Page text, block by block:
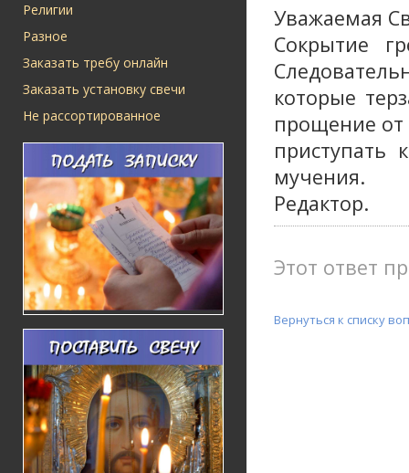
Религии
Разное
Заказать требу онлайн
Заказать установку свечи
Не рассортированное
Уважаемая
Сокрытие
которые
прощение от
приступать
мучения.
Редактор.
Этот ответ
Вернуться к списку